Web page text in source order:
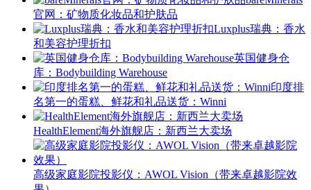
官网：矿物质化妆品和护肤品
Luxplus瑞典：香水
和美容护理折扣
英国健身仓
库：Bodybuilding Warehouse
印度排
名第一的蛋糕、鲜花和礼品送货：Winni
HealthElement海外旗舰店：新西兰大卖场
高级家庭影院投影仪：AWOL Vision（带来卓越影院效